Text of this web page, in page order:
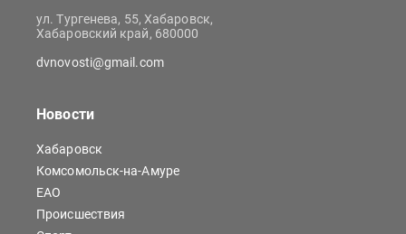
ул. Тургенева, 55, Хабаровск,
Хабаровский край, 680000
dvnovosti@gmail.com
Новости
Хабаровск
Комсомольск-на-Амуре
ЕАО
Происшествия